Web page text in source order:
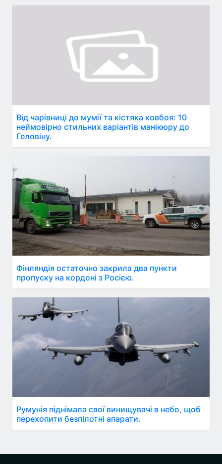
Від чарівниці до мумії та кістяка ковбоя: 10
неймовірно стильних варіантів манікюру до
Геловіну.
Фінляндія остаточно закрила два пункти
пропуску на кордоні з Росією.
Румунія піднімала свої винищувачі в небо, щоб
перехопити безпілотні апарати.